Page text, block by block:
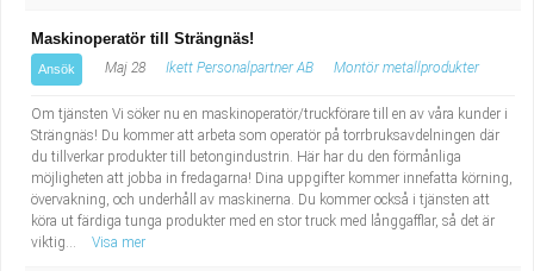
Tekniskt arbete
Brevbärare
Kock, storhushåll
Undersköterska, vård- o specialavd. o mottagning
Maskinoperatör till Strängnäs!
Ansök Maj 28 Ikett Personalpartner AB Montör metallprodukter
Om tjänsten Vi söker nu en maskinoperatör/truckförare till en av våra kunder i
Strängnäs! Du kommer att arbeta som operatör på torrbruksavdelningen där
du tillverkar produkter till betongindustrin. Här har du den förmånliga
möjligheten att jobba in fredagarna! Dina uppgifter kommer innefatta körning,
övervakning, och underhåll av maskinerna. Du kommer också i tjänsten att
köra ut färdiga tunga produkter med en stor truck med långgafflar, så det är
viktig...
Visa mer